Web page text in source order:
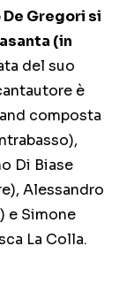
Gregori si
(in
del suo
è
composta
Di Biase
Alessandro
e Simone
La Colla.